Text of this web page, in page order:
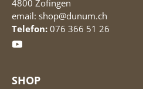
4800 Zofingen
email: shop@dunum.ch
Telefon: 076 366 51 26
SHOP